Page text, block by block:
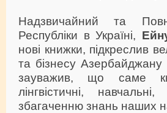
Надзвичайний та
Республіки в Україні,
нові книжки, підкреслив
та бізнесу
зауважив, що саме
лінгвістичні,
збагаченню знань наших